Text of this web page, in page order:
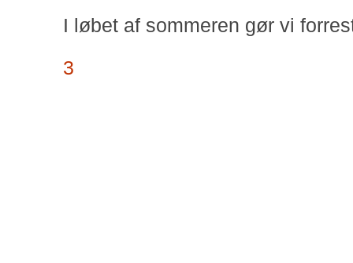
I løbet af sommeren gør vi
3